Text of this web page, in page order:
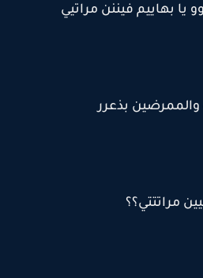
بهاييم فيننن مراتيي
والممرضين بذعرر
مراتتتي؟؟